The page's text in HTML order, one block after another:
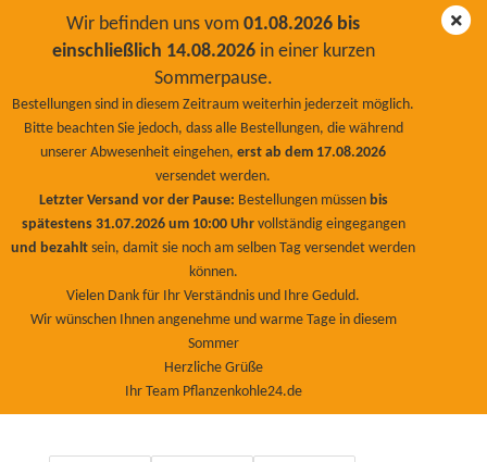
Wir befinden uns vom 01.08.2026 bis
einschließlich 14.08.2026in einer kurzen
Sommerpause.
Bestellungen sind in diesem Zeitraum weiterhin jederzeit möglich.
Bitte beachten Sie jedoch, dass alle Bestellungen, die während
unserer Abwesenheit eingehen, erst ab dem 17.08.2026
versendet werden.
Letzter Versand vor der Pause: Bestellungen müssen bis
spätestens 31.07.2026 um 10:00 Uhrvollständig eingegangen
und bezahlt sein, damit sie noch am selben Tag versendet werden
können.
Vielen Dank für Ihr Verständnis und Ihre Geduld.
Wir wünschen Ihnen angenehme und warme Tage in diesem
Sommer
Herzliche Grüße
Ihr Team Pflanzenkohle24.de
Kieselgur PremiumPlus 500Kg 25 x 20Kg
BioNaturPlus